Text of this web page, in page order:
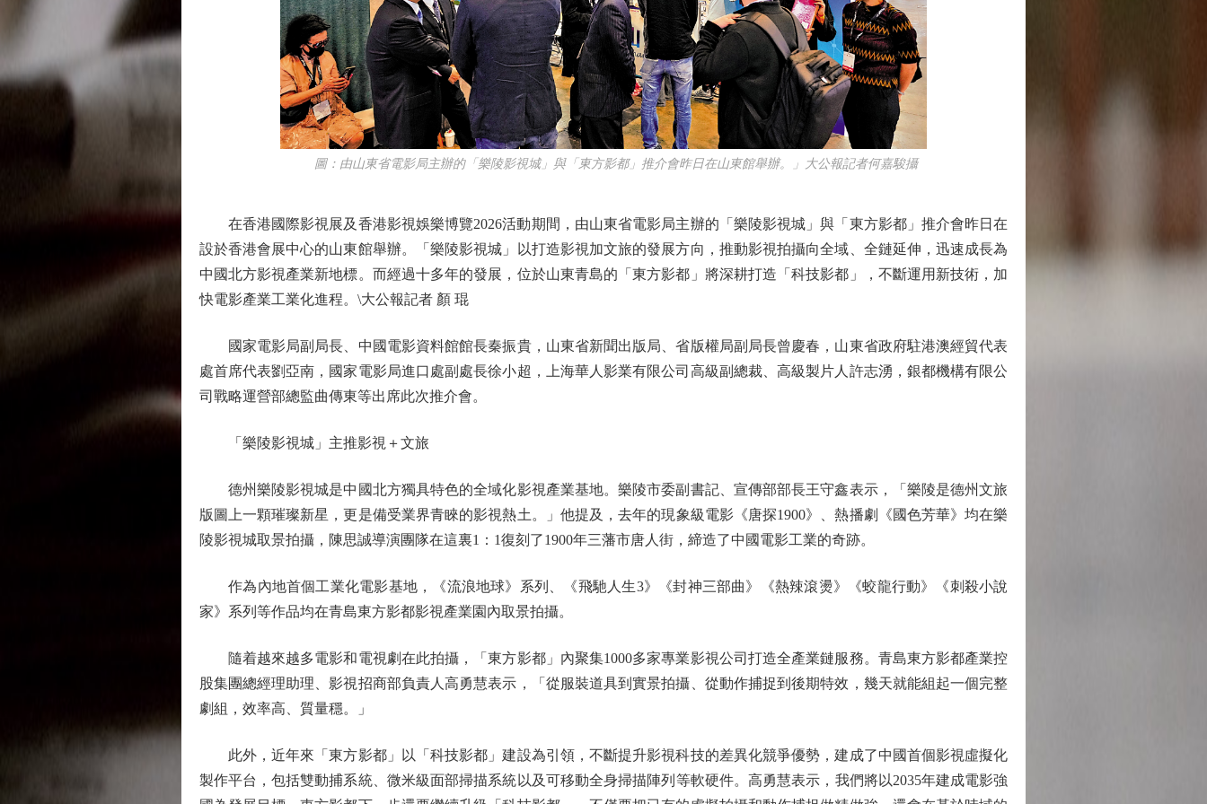
圖：由山東省電影局主辦的「樂陵影視城」與「東方影都」推介會昨日在山東館舉辦。」大公報記者何嘉駿攝
在香港國際影視展及香港影視娛樂博覽2026活動期間，由山東省電影局主辦的「樂陵影視城」與「東方影都」推介會昨日在
設於香港會展中心的山東館舉辦。「樂陵影視城」以打造影視加文旅的發展方向，推動影視拍攝向全域、全鏈延伸，迅速成長為
中國北方影視產業新地標。而經過十多年的發展，位於山東青島的「東方影都」將深耕打造「科技影都」，不斷運用新技術，加
快電影產業工業化進程。\大公報記者 顏 琨
國家電影局副局長、中國電影資料館館長秦振貴，山東省新聞出版局、省版權局副局長曾慶春，山東省政府駐港澳經貿代表
處首席代表劉亞南，國家電影局進口處副處長徐小超，上海華人影業有限公司高級副總裁、高級製片人許志湧，銀都機構有限公
司戰略運營部總監曲傳東等出席此次推介會。
「樂陵影視城」主推影視＋文旅
德州樂陵影視城是中國北方獨具特色的全域化影視產業基地。樂陵市委副書記、宣傳部部長王守鑫表示，「樂陵是德州文旅
版圖上一顆璀璨新星，更是備受業界青睞的影視熱土。」他提及，去年的現象級電影《唐探1900》、熱播劇《國色芳華》均在樂
陵影視城取景拍攝，陳思誠導演團隊在這裏1：1復刻了1900年三藩市唐人街，締造了中國電影工業的奇跡。
作為內地首個工業化電影基地，《流浪地球》系列、《飛馳人生3》《封神三部曲》《熱辣滾燙》《蛟龍行動》《刺殺小說
家》系列等作品均在青島東方影都影視產業園內取景拍攝。
隨着越來越多電影和電視劇在此拍攝，「東方影都」內聚集1000多家專業影視公司打造全產業鏈服務。青島東方影都產業控
股集團總經理助理、影視招商部負責人高勇慧表示，「從服裝道具到實景拍攝、從動作捕捉到後期特效，幾天就能組起一個完整
劇組，效率高、質量穩。」
此外，近年來「東方影都」以「科技影都」建設為引領，不斷提升影視科技的差異化競爭優勢，建成了中國首個影視虛擬化
製作平台，包括雙動捕系統、微米級面部掃描系統以及可移動全身掃描陣列等軟硬件。高勇慧表示，我們將以2035年建成電影強